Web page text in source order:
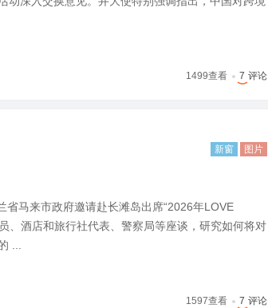
1499查看 7 评论
新窗 图片
马来市政府邀请赴长滩岛出席“2026年LOVE
、酒店和旅行社代表、警察局等座谈，研究如何将对
...
1597查看 7 评论